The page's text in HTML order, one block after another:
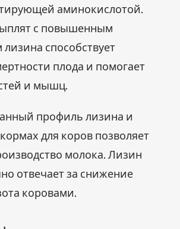
аминокислотой.
с повышенным
способствует
плода и помогает
и мышц.
профиль лизина и
для коров позволяет
молока. Лизин
отвечает за снижение
коровами.